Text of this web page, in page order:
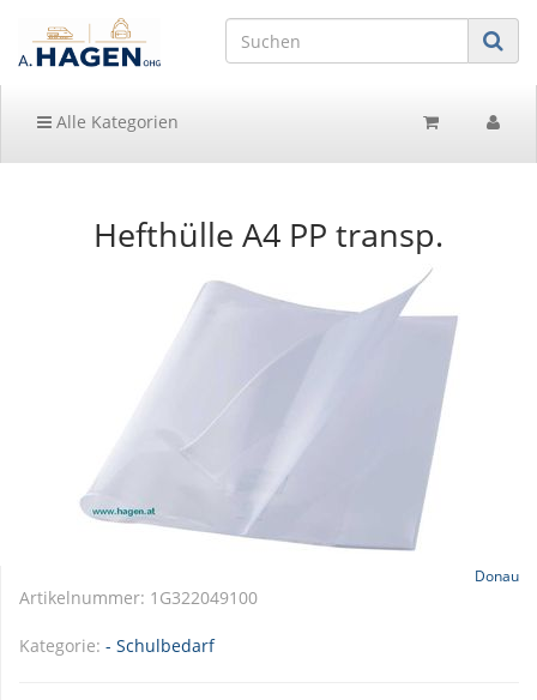
Alle Kategorien
Hefthülle A4 PP transp.
Donau
Artikelnummer: 1G322049100
Kategorie: - Schulbedarf